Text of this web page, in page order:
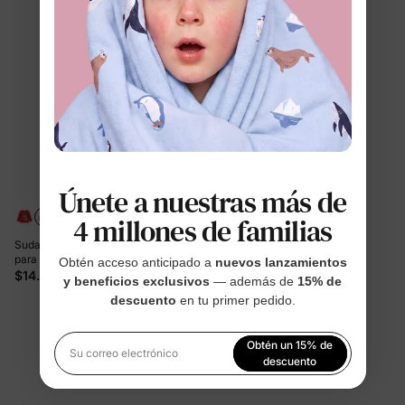
Sudadera con estampado Everest
para niña pequeña de la Patrulla
Canina en morado claro
$14.99
Está viendo 1-7 de 7 productos
Únete a nuestras más de
4 millones de familias
Obtén acceso anticipado a nuevos lanzamientos
y beneficios exclusivos — además de 15% de
descuento en tu primer pedido.
Su correo electrónico
Obtén un 15% de
descuento